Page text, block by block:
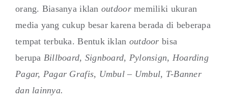
orang. Biasanya iklan outdoormemiliki ukuran
media yang cukup besar karena berada di beberapa
tempat terbuka. Bentuk iklan outdoor bisa
berupa Billboard, Signboard, Pylonsign, Hoarding
Pagar, Pagar Grafis, Umbul – Umbul, T-Banner
dan lainnya.